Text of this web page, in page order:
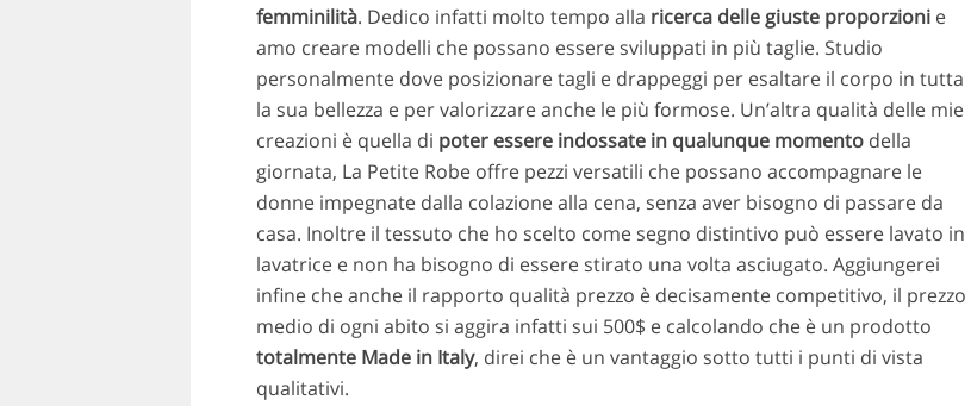
femminilità. Dedico infatti molto tempo alla ricerca delle giuste proporzionie
amo creare modelli che possano essere sviluppati in più taglie. Studio
personalmente dove posizionare tagli e drappeggi per esaltare il corpo in tutta
la sua bellezza e per valorizzare anche le più formose. Un’altra qualità delle mie
creazioni è quella di poter essere indossate in qualunque momentodella
giornata, La Petite Robe offre pezzi versatili che possano accompagnare le
donne impegnate dalla colazione alla cena, senza aver bisogno di passare da
casa. Inoltre il tessuto che ho scelto come segno distintivo può essere lavato in
lavatrice e non ha bisogno di essere stirato una volta asciugato. Aggiungerei
infine che anche il rapporto qualità prezzo è decisamente competitivo, il prezzo
medio di ogni abito si aggira infatti sui 500$ e calcolando che è un prodotto
totalmente Made in Italy, direi che è un vantaggio sotto tutti i punti di vista
qualitativi.